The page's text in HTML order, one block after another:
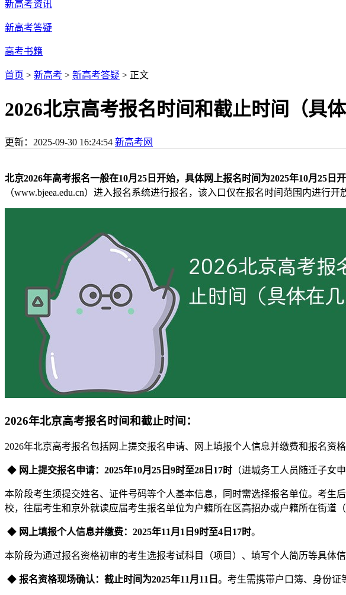
新高考资讯
新高考答疑
高考书籍
首页 > 新高考 > 新高考答疑 > 正文
2026北京高考报名时间和截止时间（具体
更新： 2025-09-30 16:24:54 新高考网
北京2026年高考报名一般在10月25日开始，具体网上报名时间为2025年10月25日
（www.bjeea.edu.cn）进入报名系统进行报名，该入口仅在报名时间范围内进行开
2026年北京高考报名时间和截止时间：
2026年北京高考报名包括网上提交报名申请、网上填报个人信息并缴费和报名资
◆ ‌网上提交报名申请‌：2025年10月25日9时至28日17时 （进城务工人员随迁子女
本阶段考生须提交姓名、证件号码等个人基本信息，同时需选择报名单位。考
校，往届考生和京外就读应届考生报名单位为户籍所在区高招办或户籍所在街道
‌ ◆ 网上填报个人信息并缴费‌：2025年11月1日9时至4日17时。
本阶段为通过报名资格初审的考生选报考试科目（项目）、填写个人简历等具体
‌ ◆ 报名资格现场确认‌：截止时间为2025年11月11日 。考生需携带户口簿、身份证